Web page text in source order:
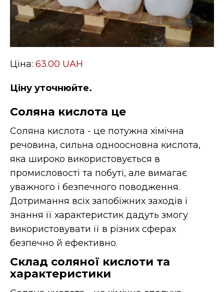
Ціна: 63.00 UAH
Ціну уточнюйте.
Соляна кислота це
Соляна кислота - це потужна хімічна
речовина, сильна одноосновна кислота,
яка широко використовується в
промисловості та побуті, але вимагає
уважного і безпечного поводження.
Дотримання всіх запобіжних заходів і
знання її характеристик дадуть змогу
використовувати її в різних сферах
безпечно й ефективно.
Склад соляної кислоти та
характеристики